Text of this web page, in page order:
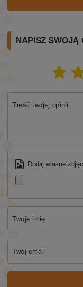
NAPISZ SWOJĄ
Treść twojej opinii
Dodaj własne
Twoje imię
Twój email